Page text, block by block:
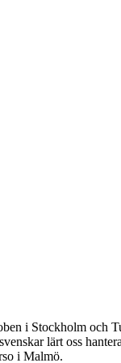
i Stockholm och
lärt oss
i Malmö.